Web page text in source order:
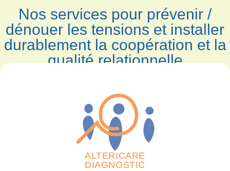
Nos services pour prévenir /
dénouer les tensions et installer
durablement la coopération et la
qualité relationnelle
ALTERICARE
DIAGNOSTIC